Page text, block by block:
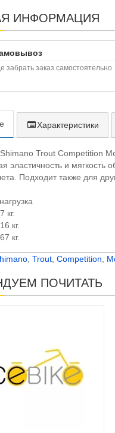
ИНФОРМАЦИЯ
забрать заказ самостоятельно
Характеристики
Trout Competition
эластичность и мягкость
Подходит также для
кг.
кг.
кг.
Trout Competition
ПОЧИТАТЬ